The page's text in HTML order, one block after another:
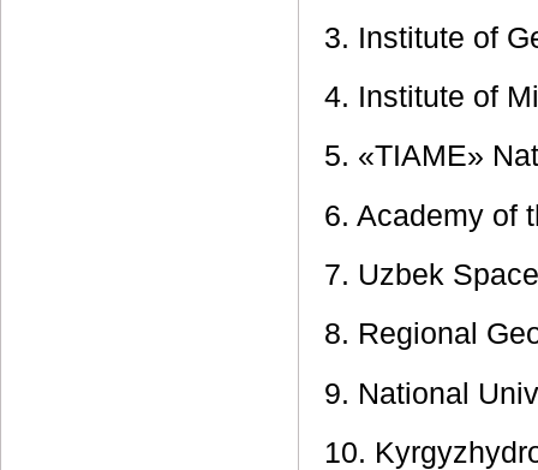
3. Institute of
4. Institute of
5. «TIAME»
6. Academy of
7. Uzbek
8. Regional
9. National
10.